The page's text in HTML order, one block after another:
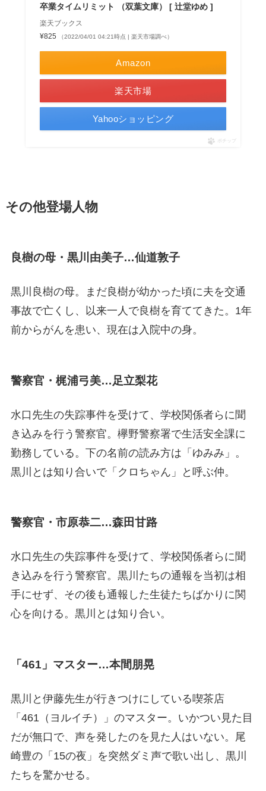
卒業タイムリミット （双葉文庫） [ 辻堂ゆめ ]
楽天ブックス
¥825
（2022/04/01 04:21時点 | 楽天市場調べ）
Amazon
楽天市場
Yahooショッピング
ポチップ
その他登場人物
良樹の母・黒川由美子…仙道敦子
黒川良樹の母。まだ良樹が幼かった頃に夫を交通
事故で亡くし、以来一人で良樹を育ててきた。1年
前からがんを患い、現在は入院中の身。
警察官・梶浦弓美…足立梨花
水口先生の失踪事件を受けて、学校関係者らに聞
き込みを行う警察官。欅野警察署で生活安全課に
勤務している。下の名前の読み方は「ゆみみ」。
黒川とは知り合いで「クロちゃん」と呼ぶ仲。
警察官・市原恭二…森田甘路
水口先生の失踪事件を受けて、学校関係者らに聞
き込みを行う警察官。黒川たちの通報を当初は相
手にせず、その後も通報した生徒たちばかりに関
心を向ける。黒川とは知り合い。
「461」マスター…本間朋晃
黒川と伊藤先生が行きつけにしている喫茶店
「461（ヨルイチ）」のマスター。いかつい見た目
だが無口で、声を発したのを見た人はいない。尾
崎豊の「15の夜」を突然ダミ声で歌い出し、黒川
たちを驚かせる。